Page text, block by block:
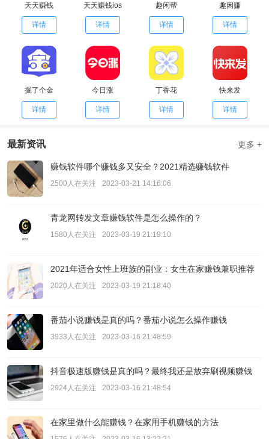
天天赚钱
详情
天天赚钱ios
详情
趣闲帮
详情
趣闲赚
详情
掘了个金
详情
今日涨
详情
丁香花
详情
快来发
详情
最新资讯 更多 +
赚钱软件哪个赚钱多又安全？2021精选赚钱软件
2500人在关注 2023-03-21 14:16:06
青龙网转发文章赚钱软件是怎么操作的？
1580人在关注 2023-03-19 21:19:10
2021年适合女性上班族的副业：女生在家赚钱兼职推荐
2020人在关注 2023-03-19 21:18:40
番茄小说赚钱是真的吗？番茄小说怎么操作赚钱
3933人在关注 2023-03-16 21:48:59
抖音极速版赚钱是真的吗？最终我还是放弃刷视频赚钱
2924人在关注 2023-03-16 21:48:54
在家里做什么能赚钱？在家用手机赚钱的方法